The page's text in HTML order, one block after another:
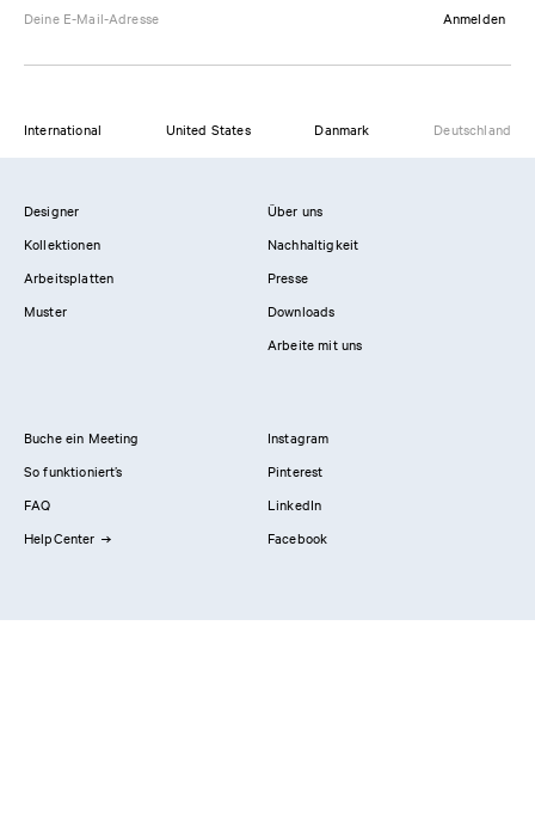
Anmelden
International United States Danmark Deutschland
Designer
Kollektionen
Arbeitsplatten
Muster
Über uns
Nachhaltigkeit
Presse
Downloads
Arbeite mit uns
Buche ein Meeting
So funktioniert’s
FAQ
HelpCenter
Instagram
Pinterest
LinkedIn
Facebook